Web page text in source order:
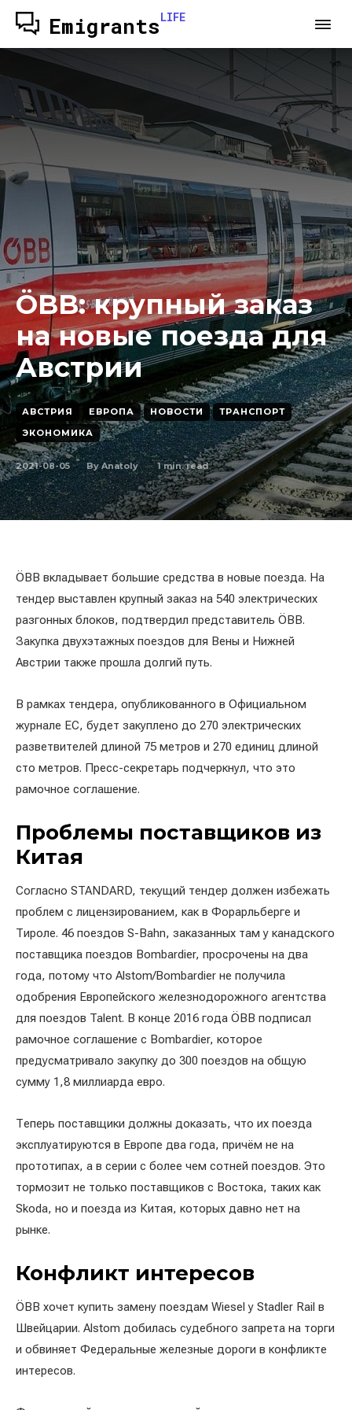
EmigrantsLIFE
ÖBB: крупный заказ
на новые поезда для
Австрии
АВСТРИЯ ЕВРОПА НОВОСТИ
ТРАНСПОРТ
ЭКОНОМИКА
2021-08-05 By Anatoly 1min. read
ÖBB вкладывает большие средства в новые поезда. На
тендер выставлен крупный заказ на 540 электрических
разгонных блоков, подтвердил представитель ÖBB.
Закупка двухэтажных поездов для Вены и Нижней
Австрии также прошла долгий путь.
В рамках тендера, опубликованного в Официальном
журнале ЕС, будет закуплено до 270 электрических
разветвителей длиной 75 метров и 270 единиц длиной
сто метров. Пресс-секретарь подчеркнул, что это
рамочное соглашение.
Проблемы поставщиков из
Китая
Согласно STANDARD, ​​текущий тендер должен избежать
проблем с лицензированием, как в Форарльберге и
Тироле. 46 поездов S-Bahn, заказанных там у канадского
поставщика поездов Bombardier, просрочены на два
года, потому что Alstom/Bombardier не получила
одобрения Европейского железнодорожного агентства
для поездов Talent. В конце 2016 года ÖBB подписал
рамочное соглашение с Bombardier, которое
предусматривало закупку до 300 поездов на общую
сумму 1,8 миллиарда евро.
Теперь поставщики должны доказать, что их поезда
эксплуатируются в Европе два года, причём не на
прототипах, а в серии с более чем сотней поездов. Это
тормозит не только поставщиков с Востока, таких как
Skoda, но и поезда из Китая, которых давно нет на
рынке.
Конфликт интересов
ÖBB хочет купить замену поездам Wiesel у Stadler Rail в
Швейцарии. Alstom добилась судебного запрета на торги
и обвиняет Федеральные железные дороги в конфликте
интересов.